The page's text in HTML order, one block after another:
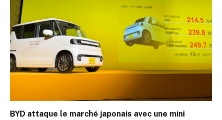
BYD attaque le marché japonais avec une mini